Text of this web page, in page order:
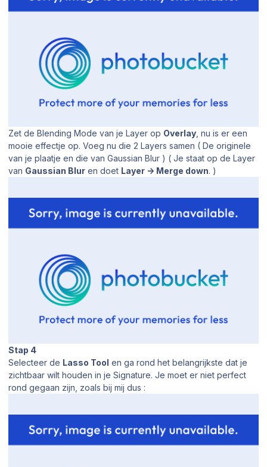
Zet de Blending Mode van je Layer op Overlay , nu is er een
mooie effectje op. Voeg nu die 2 Layers samen ( De originele
van je plaatje en die van Gaussian Blur ) ( Je staat op de Layer
van Gaussian Blur en doet Layer -> Merge down. )
Stap 4
Selecteer de Lasso Tool en ga rond het belangrijkste dat je
zichtbaar wilt houden in je Signature. Je moet er niet perfect
rond gegaan zijn, zoals bij mij dus :